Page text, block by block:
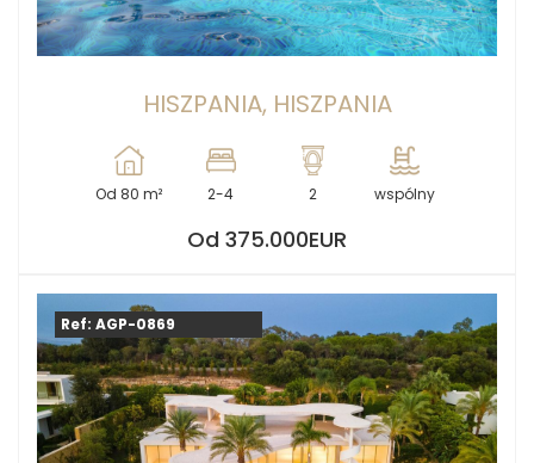
HISZPANIA, HISZPANIA
Od 80 m² 2-4 2 wspólny
Od 375.000EUR
Ref: AGP-0869